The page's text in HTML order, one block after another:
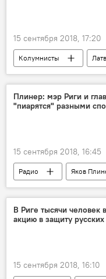
15 сентября 2018, 17:20
Колумнисты
Евросоюз (ЕС)
Плинер: мэр Риги и
"пиарятся" разными
15 сентября 2018, 16:45
Радио Яков
Латвия
Нил
Эдгарс Ринкевичс
В Риге тысячи человек
акцию в защиту
15 сентября 2018, 16:10